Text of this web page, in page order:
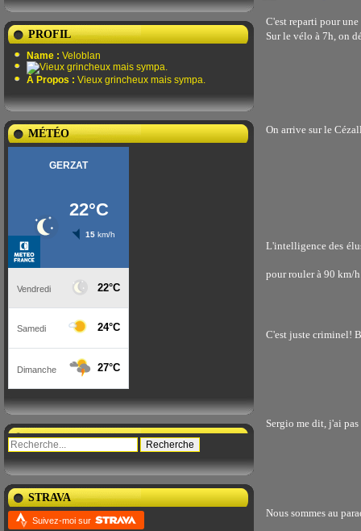
PROFIL
Name : Veloblan
À Propos : Vieux grincheux mais sympa.
MÉTÉO
STRAVA
Suivez-moi sur
C'est reparti pour
Sur le vélo à 7h, on
On arrive sur le
L'intelligence des
pour rouler à 90
C'est juste criminel!
Sergio me dit, j'ai
Nous sommes au